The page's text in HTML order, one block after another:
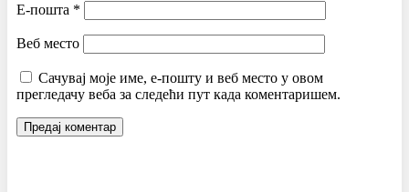
Е-пошта *
Веб место
Сачувај моје име, е-пошту и веб место у овом
прегледачу веба за следећи пут када коментаришем.